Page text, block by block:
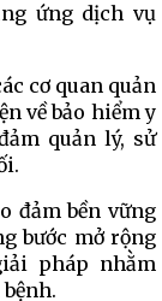
ứng dịch vụ
cơ quan quản
về bảo hiểm y
quản lý, sử
đảm bền vững
bước mở rộng
pháp nhằm